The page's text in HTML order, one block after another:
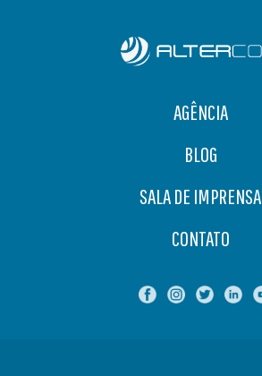
AGÊNCIA
BLOG
SALA DE IMPRENSA
CONTATO